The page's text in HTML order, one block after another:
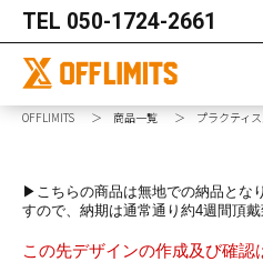
TEL 050-1724-2661
OFFLIMITS 商品一覧 プラクティ
▶こちらの商品は無地での納品とな
すので、納期は通常通り約4週間頂戴
この先デザインの作成及び確認